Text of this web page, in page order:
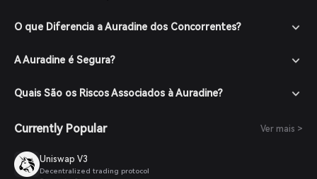
O que Diferencia a Auradine dos Concorrentes?
A Auradine é Segura?
Quais São os Riscos Associados à Auradine?
Currently Popular Ver mais >
Uniswap V3
Decentralized trading protocol